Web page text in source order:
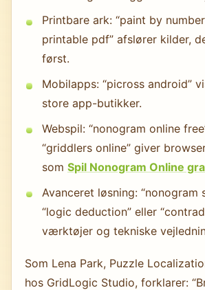
Printbare ark: “paint by
printable pdf” afslører kilder,
først.
Mobilapps: “picross android”
store app-butikker.
Webspil: “nonogram online
“griddlers online” giver
som Spil Nonogram Online
Avanceret løsning: “nonogram
“logic deduction” eller
værktøjer og tekniske
Som Lena Park, Puzzle
hos GridLogic Studio, forklarer: